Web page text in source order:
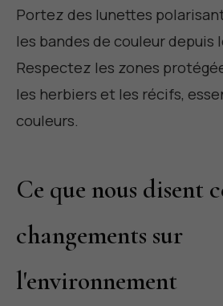
Portez des lunettes
les bandes de couleur depuis
Respectez les zones
les herbiers et les récifs,
couleurs.
Ce que nous disent
changements sur
l'environnement